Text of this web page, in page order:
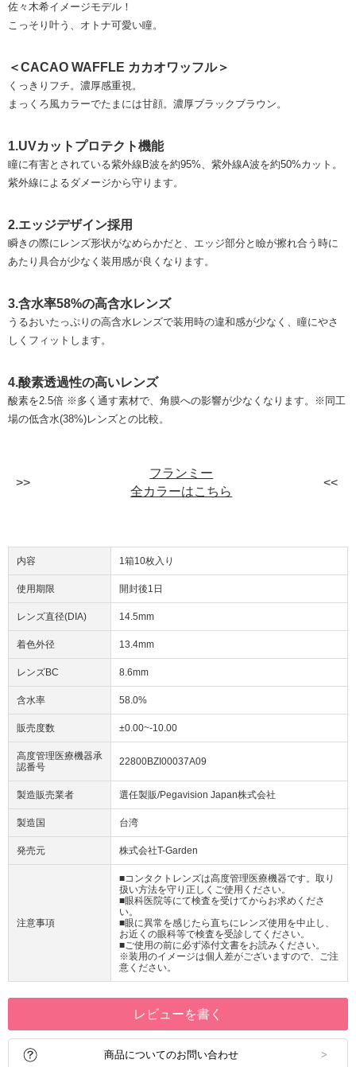
佐々木希イメージモデル！
こっそり叶う、オトナ可愛い瞳。
＜CACAO WAFFLE カカオワッフル＞
くっきりフチ。濃厚感重視。
まっくろ風カラーでたまには甘顔。濃厚ブラックブラウン。
1.UVカットプロテクト機能
瞳に有害とされている紫外線B波を約95%、紫外線A波を約50%カット。
紫外線によるダメージから守ります。
2.エッジデザイン採用
瞬きの際にレンズ形状がなめらかだと、エッジ部分と瞼が擦れ合う時に
あたり具合が少なく装用感が良くなります。
3.含水率58%の高含水レンズ
うるおいたっぷりの高含水レンズで装用時の違和感が少なく、瞳にやさ
しくフィットします。
4.酸素透過性の高いレンズ
酸素を2.5倍 ※多く通す素材で、角膜への影響が少なくなります。※同工
場の低含水(38%)レンズとの比較。
フランミー
全カラーはこちら
内容 1箱10枚入り
使用期限 開封後1日
レンズ直径(DIA) 14.5mm
着色外径 13.4mm
レンズBC 8.6mm
含水率 58.0%
販売度数 ±0.00~-10.00
高度管理医療機器承
認番号
22800BZI00037A09
製造販売業者 選任製販/Pegavision Japan株式会社
製造国 台湾
発売元 株式会社T-Garden
注意事項
■コンタクトレンズは高度管理医療機器です。取り
扱い方法を守り正しくご使用ください。
■眼科医院等にて検査を受けてからお求めくださ
い。
■眼に異常を感じたら直ちにレンズ使用を中止し、
お近くの眼科等で検査を受診してください。
■ご使用の前に必ず添付文書をお読みください。
※装用のイメージは個人差がございますので、ご注
意ください。
レビューを書く
商品についてのお問い合わせ